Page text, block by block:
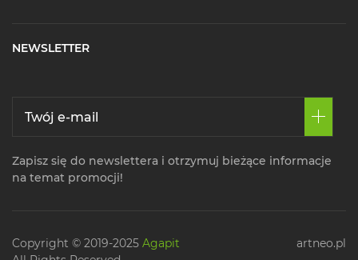
NEWSLETTER
Zapisz się do newslettera i otrzymuj bieżące informacje
na temat promocji!
Copyright © 2019-2025 Agapit
artneo.pl